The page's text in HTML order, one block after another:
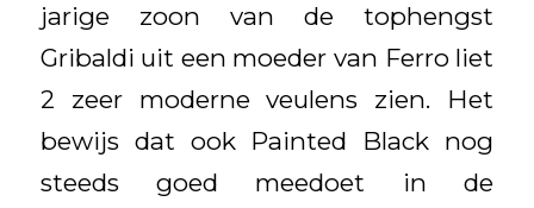
jarige zoon van de tophengst
Gribaldi uit een moeder van Ferro liet
2 zeer moderne veulens zien. Het
bewijs dat ook Painted Black nog
steeds goed meedoet in de